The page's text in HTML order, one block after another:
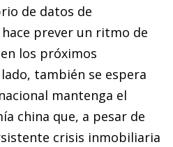
de datos de
prever un ritmo de
los próximos
también se espera
mantenga el
china que, a pesar de
crisis inmobiliaria